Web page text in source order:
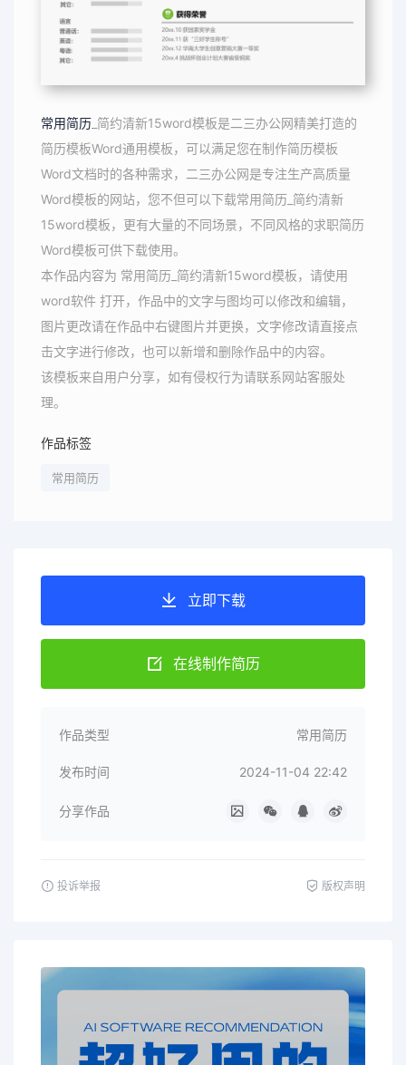
常用简历 _简约清新15word模板是二三办公网精美打造的
简历模板Word通用模板，可以满足您在制作简历模板
Word文档时的各种需求，二三办公网是专注生产高质量
Word模板的网站，您不但可以下载常用简历_简约清新
15word模板，更有大量的不同场景，不同风格的求职简历
Word模板可供下载使用。
本作品内容为 常用简历_简约清新15word模板，请使用
word软件 打开，作品中的文字与图均可以修改和编辑，
图片更改请在作品中右键图片并更换，文字修改请直接点
击文字进行修改，也可以新增和删除作品中的内容。
该模板来自用户分享，如有侵权行为请联系网站客服处
理。
作品标签
常用简历
立即下载
在线制作简历
作品类型 常用简历
发布时间 2024-11-04 22:42
分享作品
投诉举报 版权声明